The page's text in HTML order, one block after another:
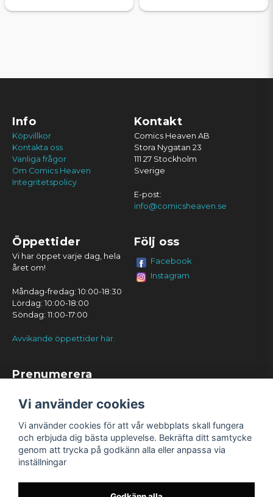
Info
Köpvillkor
Kontakta oss
Vanliga frågor
Om Comics Heaven
Integritetspolicy
Kontakt
Comics Heaven AB
Stora Nygatan 23
111 27 Stockholm
Sverige
E-post:
info@comicsheaven.se
Öppettider
Vi har öppet varje dag, hela
året om!
Måndag-fredag: 10:00-18:30
Lördag: 10:00-18:00
Söndag: 11:00-17:00
Avvikande öppettider här.
Följ oss
Facebook
Instagram
Prenumerera
Vi använder cookies
Vi använder cookies för att vår webbplats skall fungera
och erbjuda dig bästa upplevelse. Bekräfta ditt samtycke
genom att trycka på godkänn alla eller anpassa via
inställningar